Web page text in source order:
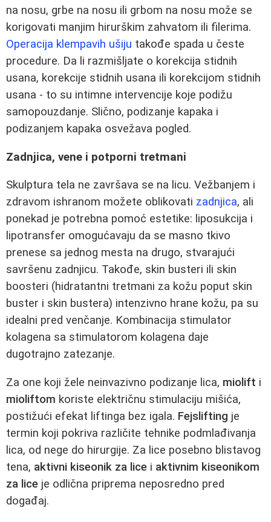
na nosu, grbe na nosu ili grbom na nosu može se
korigovati manjim hirurškim zahvatom ili filerima.
Operacija klempavih ušiju takođe spada u česte
procedure. Da li razmišljate o korekcija stidnih
usana, korekcije stidnih usana ili korekcijom stidnih
usana - to su intimne intervencije koje podižu
samopouzdanje. Slično, podizanje kapaka i
podizanjem kapaka osvežava pogled.
Zadnjica, vene i potporni tretmani
Skulptura tela ne završava se na licu. Vežbanjem i
zdravom ishranom možete oblikovati zadnjica, ali
ponekad je potrebna pomoć estetike: liposukcija i
lipotransfer omogućavaju da se masno tkivo
prenese sa jednog mesta na drugo, stvarajući
savršenu zadnjicu. Takođe, skin busteri ili skin
boosteri (hidratantni tretmani za kožu poput skin
buster i skin bustera) intenzivno hrane kožu, pa su
idealni pred venčanje. Kombinacija stimulator
kolagena sa stimulatorom kolagena daje
dugotrajno zatezanje.
Za one koji žele neinvazivno podizanje lica, miolift i
mioliftom koriste električnu stimulaciju mišića,
postižući efekat liftinga bez igala. Fejslifting je
termin koji pokriva različite tehnike podmlađivanja
lica, od nege do hirurgije. Za lice posebno blistavog
tena, aktivni kiseonik za lice i aktivnim kiseonikom
za lice je odlična priprema neposredno pred
događaj.